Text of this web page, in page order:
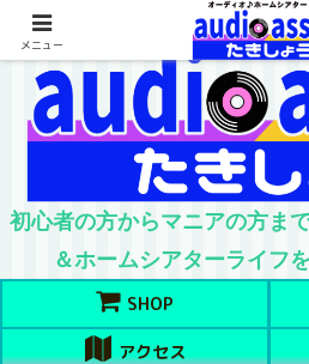
初心者の方からマニアの方ま
＆ホームシアターライフ
SHOP
アクセス
メニュー